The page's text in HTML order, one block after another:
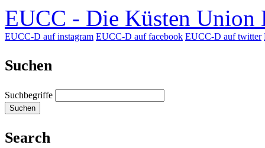
EUCC - Die Küsten Union
EUCC-D auf instagram EUCC-D auf facebook EUCC-D auf twitter
Suchen
Suchbegriffe
Suchen
Search